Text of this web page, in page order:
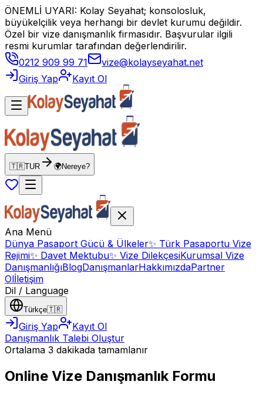
ÖNEMLİ UYARI: Kolay Seyahat; konsolosluk,
büyükelçilik veya herhangi bir devlet kurumu değildir.
Özel bir vize danışmanlık firmasıdır. Başvurular ilgili
resmi kurumlar tarafından değerlendirilir.
0212 909 99 71
vize@kolayseyahat.net
Giriş Yap
Kayıt Ol
🇹🇷TUR 🌍Nereye?
Ana Menü
Dünya Pasaport Gücü & Ülkeler✨ Türk Pasaportu Vize
Rejimi✨ Davet Mektubu✨ Vize DilekçesiKurumsal Vize
DanışmanlığıBlogDanışmanlarHakkımızdaPartner
Olİletişim
Dil / Language
Türkçe🇹🇷
Giriş Yap
Kayıt Ol
Danışmanlık Talebi Oluştur
Ortalama 3 dakikada tamamlanır
Online Vize Danışmanlık Formu